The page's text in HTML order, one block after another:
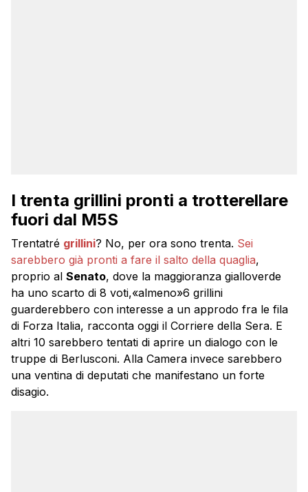
I trenta grillini pronti a trotterellare
fuori dal M5S
Trentatré grillini? No, per ora sono trenta. Sei
sarebbero già pronti a fare il salto della quaglia,
proprio al Senato, dove la maggioranza gialloverde
ha uno scarto di 8 voti,«almeno»6 grillini
guarderebbero con interesse a un approdo fra le fila
di Forza Italia, racconta oggi il Corriere della Sera. E
altri 10 sarebbero tentati di aprire un dialogo con le
truppe di Berlusconi. Alla Camera invece sarebbero
una ventina di deputati che manifestano un forte
disagio.